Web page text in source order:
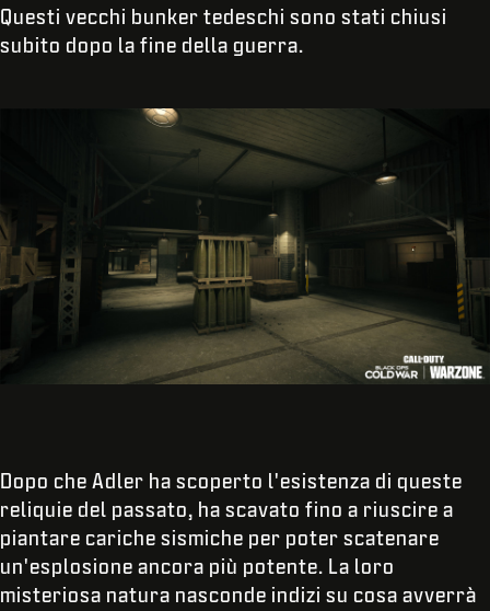
Questi vecchi bunker tedeschi sono stati chiusi
subito dopo la fine della guerra.
Dopo che Adler ha scoperto l'esistenza di queste
reliquie del passato, ha scavato fino a riuscire a
piantare cariche sismiche per poter scatenare
un'esplosione ancora più potente. La loro
misteriosa natura nasconde indizi su cosa avverrà